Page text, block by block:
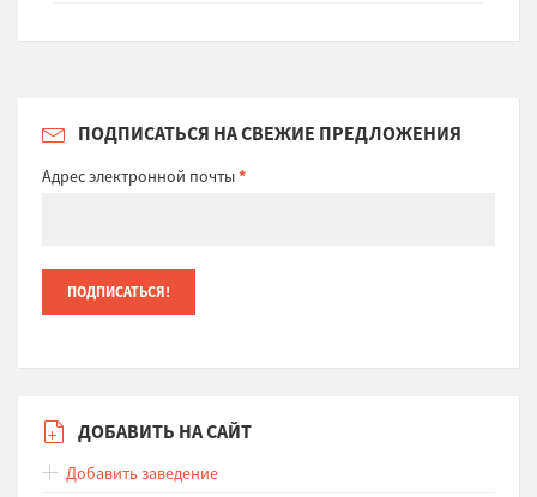
ПОДПИСАТЬСЯ НА СВЕЖИЕ ПРЕДЛОЖЕНИЯ
Адрес электронной почты*
ДОБАВИТЬ НА САЙТ
Добавить заведение